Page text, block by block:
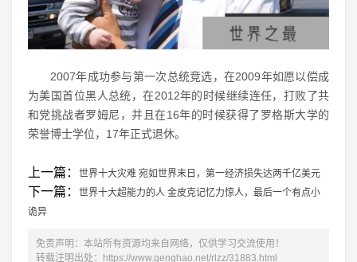
2007年成功参与第一次总统竞选，在2009年如愿以偿成
为美国首位黑人总统，在2012年的时候继续连任，打败了共
和党挑战者罗姆尼，并且在16年的时候获得了罗格斯大学的
荣誉博士学位，17年正式退休。
上一篇： 世界十大灾难 宛如世界末日，第一经济损失达两千亿美元
下一篇：
世界十大超能力的人 金皮克记忆力惊人，最后一个有点小
诡异
免责声明：本站所有资源均来自网络，仅供学习交流使用！
转载注明出处： https://www.genghao.net/rlzz/31883.html